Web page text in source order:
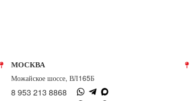
МОСКВА
Можайское шоссе, ВЛ165Б
8 953 213 8868